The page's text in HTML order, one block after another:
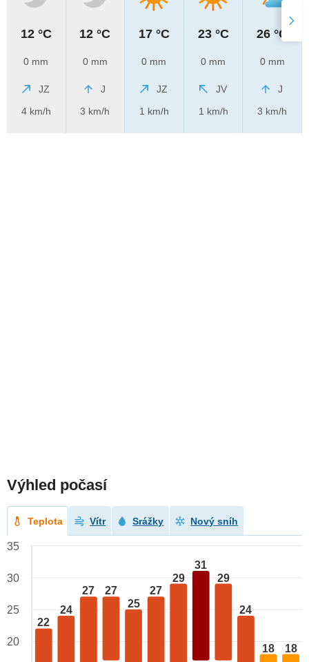
12 °C
0 mm
JZ
4 km/h
12 °C
0 mm
J
3 km/h
17 °C
0 mm
JZ
1 km/h
23 °C
0 mm
JV
1 km/h
26 °C
0 mm
J
3 km/h
Výhled počasí
Teplota Vítr Srážky Nový sníh
22
24
27 27
25
27
29
31
29
24
18 18
35
30
25
20